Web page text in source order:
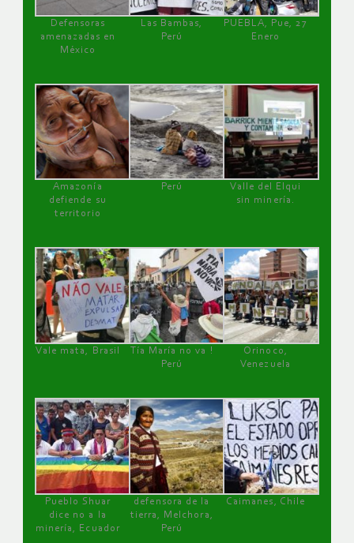
Defensoras
amenazadas en
México
Las Bambas,
Perú
PUEBLA, Pue, 27
Enero
Amazonía
defiende su
territorio
Perú
Valle del Elqui
sin minería.
Vale mata, Brasil
Tía María no va !
Perú
Orinoco,
Venezuela
Pueblo Shuar
dice no a la
minería, Ecuador
defensora de la
tierra, Melchora,
Perú
Caimanes, Chile